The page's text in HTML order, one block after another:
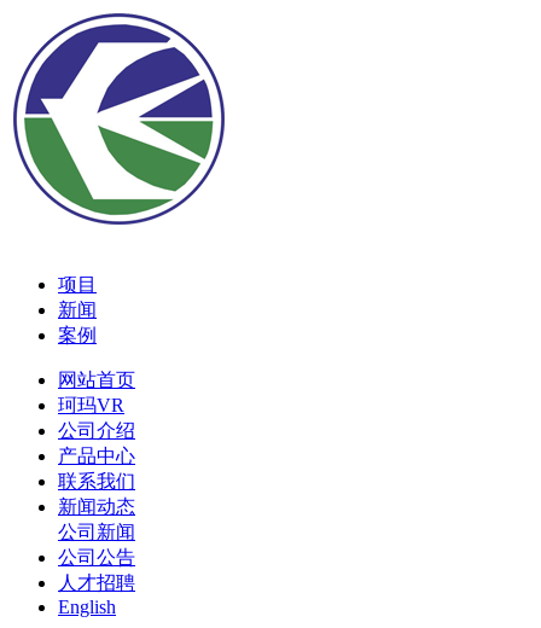
项目
新闻
案例
网站首页
珂玛VR
公司介绍
产品中心
联系我们
新闻动态
公司新闻
公司公告
人才招聘
English